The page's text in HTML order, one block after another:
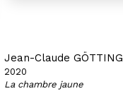
Jean-Claude GÖTTING
2020
La chambre jaune